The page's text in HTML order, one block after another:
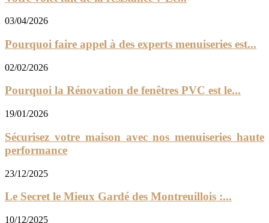
03/04/2026
Pourquoi faire appel à des experts menuiseries est...
02/02/2026
Pourquoi la Rénovation de fenêtres PVC est le...
19/01/2026
Sécurisez votre maison avec nos menuiseries haute
performance
23/12/2025
Le Secret le Mieux Gardé des Montreuillois :...
10/12/2025